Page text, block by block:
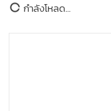
กำลังโหลด...